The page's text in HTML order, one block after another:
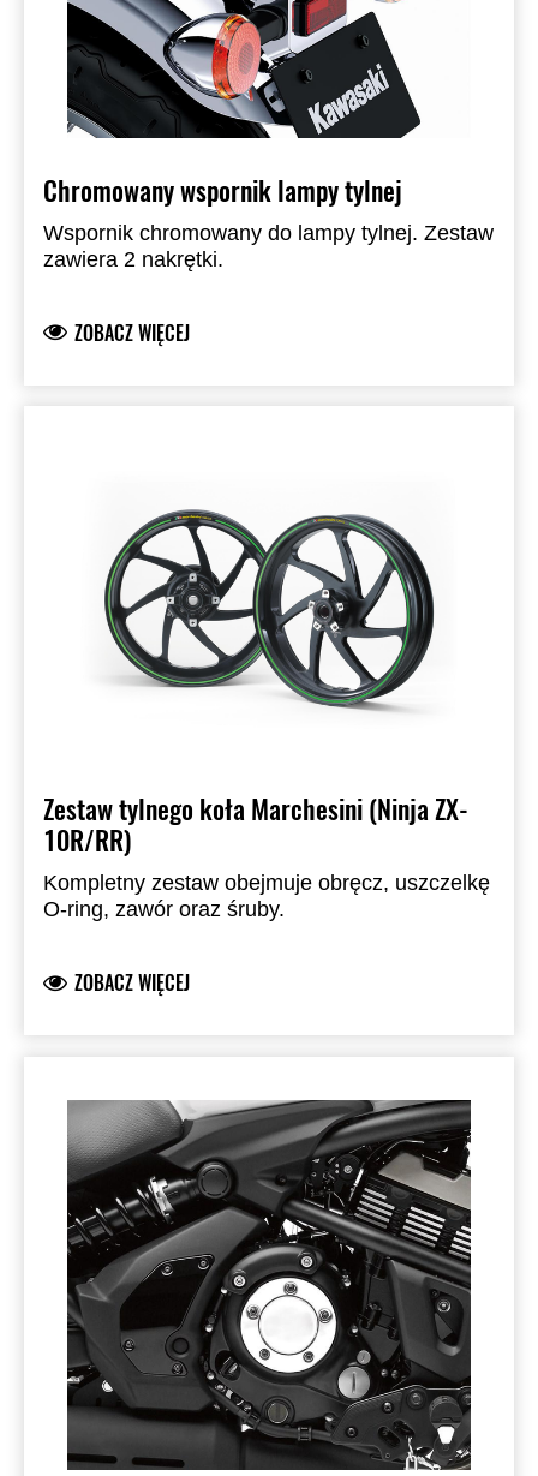
Chromowany wspornik lampy tylnej
Wspornik chromowany do lampy tylnej. Zestaw
zawiera 2 nakrętki.
ZOBACZ WIĘCEJ
Zestaw tylnego koła Marchesini (Ninja ZX-
10R/RR)
Kompletny zestaw obejmuje obręcz, uszczelkę
O-ring, zawór oraz śruby.
ZOBACZ WIĘCEJ